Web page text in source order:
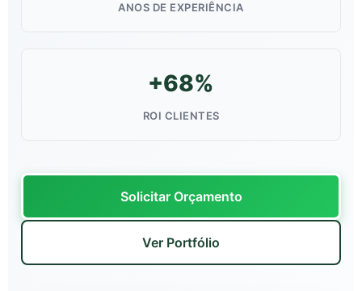
ANOS DE EXPERIÊNCIA
+68%
ROI CLIENTES
Solicitar Orçamento
Ver Portfólio